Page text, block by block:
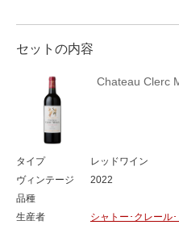
セットの内容
Chateau Clerc
タイプ
レッドワイン
ヴィンテージ
2022
品種
生産者
シャトー･クレール